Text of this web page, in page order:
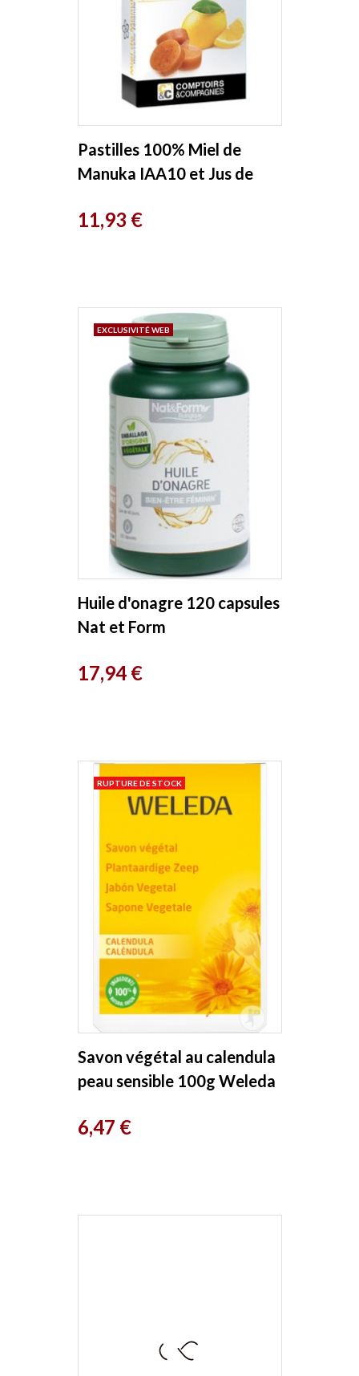
Pastilles 100% Miel de
Manuka IAA10 et Jus de
Compagnies
Prix
11,93 €
Huile d'onagre 120 capsules
Nat et Form
Prix
17,94 €
EXCLUSIVITÉ WEB
Savon végétal au calendula
peau sensible 100g Weleda
Prix
6,47 €
RUPTURE DE STOCK